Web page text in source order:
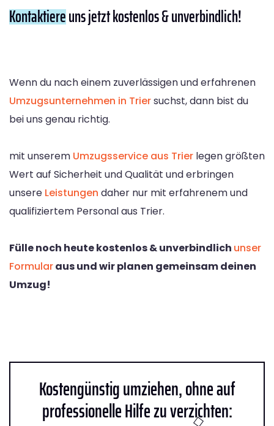
Kontaktiereuns jetzt kostenlos & unverbindlich!
Wenn du nach einem zuverlässigen und erfahrenen
Umzugsunternehmen in Triersuchst, dann bist du
bei uns genau richtig.
mit unserem Umzugsservice aus Trier legen größten
Wert auf Sicherheit und Qualität und erbringen
unsere Leistungen daher nur mit erfahrenem und
qualifiziertem Personal aus Trier.
Fülle noch heute kostenlos & unverbindlich unser
Formularaus und wir planen gemeinsam deinen
Umzug!
Kostengünstig umziehen, ohne auf
professionelle Hilfe zu verzichten: